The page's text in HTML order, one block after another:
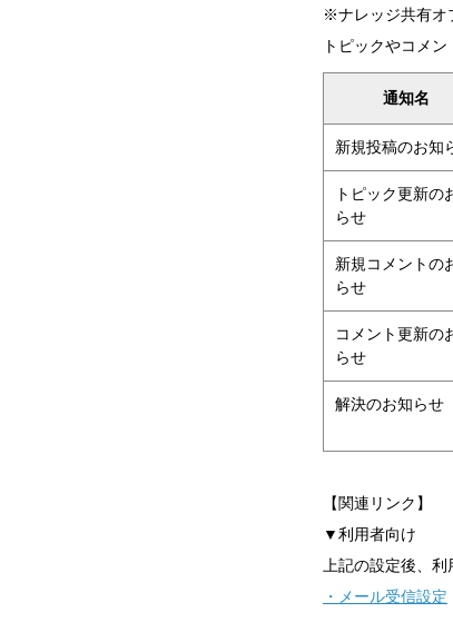
※ナレッジ共有オ
トピックやコメ
通知名
新規投稿のお知
トピック更新の
らせ
新規コメントの
らせ
コメント更新の
らせ
解決のお知らせ
【関連リンク】
▼利用者向け
上記の設定後、
・メール受信設定